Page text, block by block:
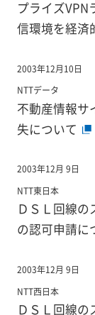
プライズVPN
信環境を経済
2003年12月10日
NTTデータ
不動産情報サ
失について
2003年12月 9日
NTT東日本
ＤＳＬ回線
の認可申請に
2003年12月 9日
NTT西日本
ＤＳＬ回線